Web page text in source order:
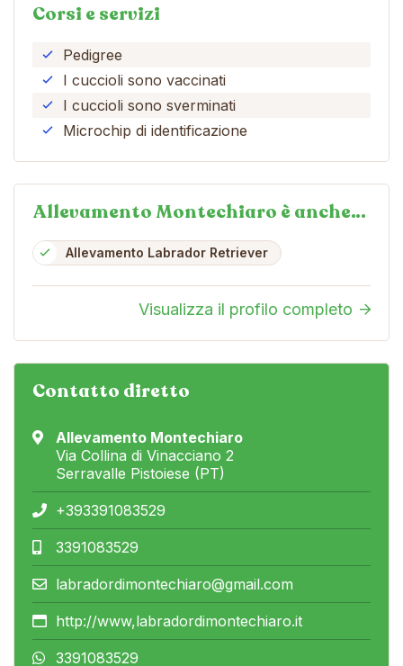
Corsi e servizi
Pedigree
I cuccioli sono vaccinati
I cuccioli sono sverminati
Microchip di identificazione
Allevamento Montechiaro è anche…
Allevamento Labrador Retriever
Visualizza il profilo completo
Contatto diretto
Allevamento Montechiaro
Via Collina di Vinacciano 2
Serravalle Pistoiese (PT)
+393391083529
3391083529
labradordimontechiaro@gmail.com
http://www,labradordimontechiaro.it
3391083529